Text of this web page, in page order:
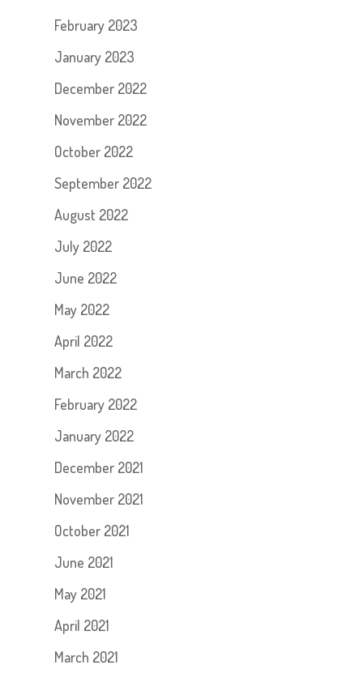
February 2023
January 2023
December 2022
November 2022
October 2022
September 2022
August 2022
July 2022
June 2022
May 2022
April 2022
March 2022
February 2022
January 2022
December 2021
November 2021
October 2021
June 2021
May 2021
April 2021
March 2021